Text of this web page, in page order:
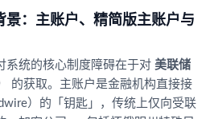
景：主账户、精简版主账户与
系统的核心制度障碍在于对 美联储
的获取。主账户是金融机构直接接
）的「钥匙」，传统上仅向受联